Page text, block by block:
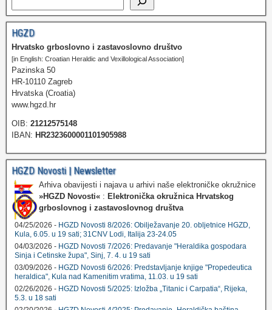
HGZD
Hrvatsko grboslovno i zastavoslovno društvo
[in English: Croatian Heraldic and Vexillological Association]
Pazinska 50
HR-10110 Zagreb
Hrvatska (Croatia)
www.hgzd.hr
OIB: 21212575148
IBAN: HR2323600001101905988
HGZD Novosti | Newsletter
Arhiva obavijesti i najava u arhivi naše elektroničke okružnice
»HGZD Novosti« : Elektronička okružnica Hrvatskog
grboslovnog i zastavoslovnog društva
04/25/2026 - HGZD Novosti 8/2026: Obilježavanje 20. obljetnice HGZD,
Kula, 6.05. u 19 sati; 31CNV Lodi, Italija 23-24.05
04/03/2026 - HGZD Novosti 7/2026: Predavanje "Heraldika gospodara
Sinja i Cetinske župa", Sinj, 7. 4. u 19 sati
03/09/2026 - HGZD Novosti 6/2026: Predstavljanje knjige "Propedeutica
heraldica", Kula nad Kamenitim vratima, 11.03. u 19 sati
02/26/2026 - HGZD Novosti 5/2025: Izložba „Titanic i Carpatia“, Rijeka,
5.3. u 18 sati